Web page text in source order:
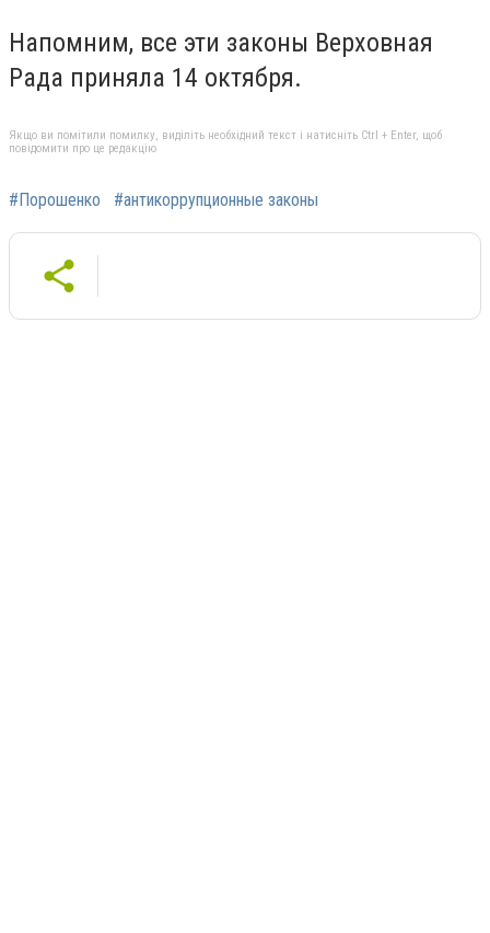
Напомним, все эти законы Верховная
Рада приняла 14 октября.
Якщо ви помітили помилку, виділіть необхідний текст і натисніть Ctrl + Enter, щоб
повідомити про це редакцію
#Порошенко #антикоррупционные законы